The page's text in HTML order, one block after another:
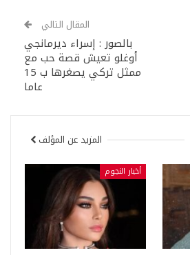
المقال التالي
بالصور : إسراء ديرمانجي
أوغلو تعيش قصة حب مع
ممثل تركي يصغرها ب 15
عاما
المزيد عن المؤلف
أخبار النجوم